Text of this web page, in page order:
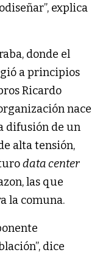
explica
donde el
a principios
Ricardo
nace
difusión de un
alta tensión,
data center
las que
la comuna.
dice